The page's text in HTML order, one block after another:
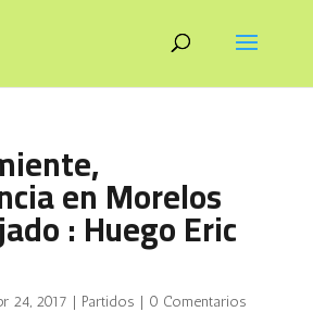
en Morelos
: Huego Eric
24, 2017 | Partidos | 0 Comentarios